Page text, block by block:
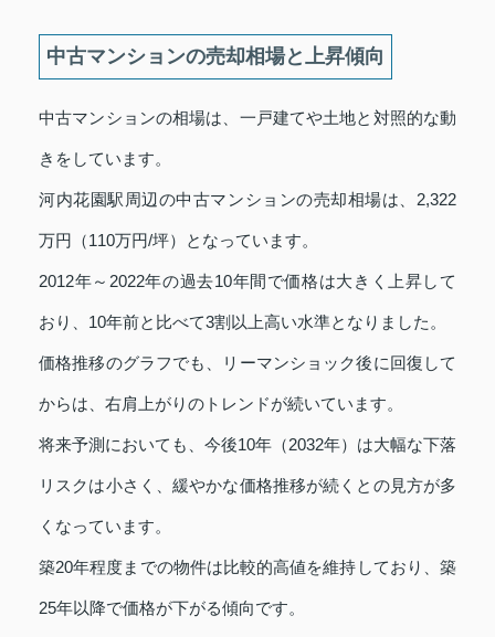
中古マンションの売却相場と上昇傾向
中古マンションの相場は、一戸建てや土地と対照的な動
きをしています。
河内花園駅周辺の中古マンションの売却相場は、2,322
万円（110万円/坪）となっています。
2012年～2022年の過去10年間で価格は大きく上昇して
おり、10年前と比べて3割以上高い水準となりました。
価格推移のグラフでも、リーマンショック後に回復して
からは、右肩上がりのトレンドが続いています。
将来予測においても、今後10年（2032年）は大幅な下落
リスクは小さく、緩やかな価格推移が続くとの見方が多
くなっています。
築20年程度までの物件は比較的高値を維持しており、築
25年以降で価格が下がる傾向です。